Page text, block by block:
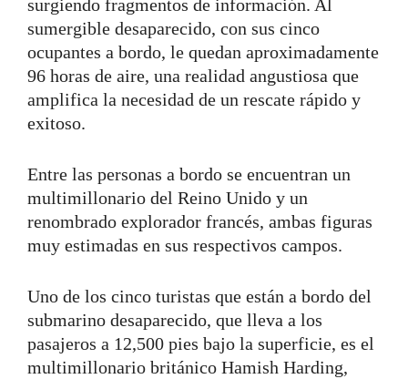
surgiendo fragmentos de información. Al
sumergible desaparecido, con sus cinco
ocupantes a bordo, le quedan aproximadamente
96 horas de aire, una realidad angustiosa que
amplifica la necesidad de un rescate rápido y
exitoso.
Entre las personas a bordo se encuentran un
multimillonario del Reino Unido y un
renombrado explorador francés, ambas figuras
muy estimadas en sus respectivos campos.
Uno de los cinco turistas que están a bordo del
submarino desaparecido, que lleva a los
pasajeros a 12,500 pies bajo la superficie, es el
multimillonario británico Hamish Harding,